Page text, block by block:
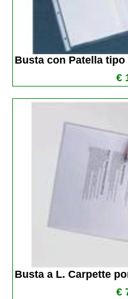
Busta con Patella
€
Busta a L. Carpette
€